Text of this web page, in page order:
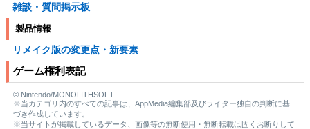
雑談・質問掲示板
製品情報
リメイク版の変更点・新要素
ゲーム権利表記
© Nintendo/MONOLITHSOFT
※当カテゴリ内のすべての記事は、AppMedia編集部及びライター独自の判断に基
づき作成しています。
※当サイトが掲載しているデータ、画像等の無断使用・無断転載は固くお断りして